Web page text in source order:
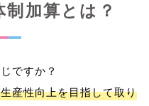
加算とは？
ですか？
産性向上を目指して取り